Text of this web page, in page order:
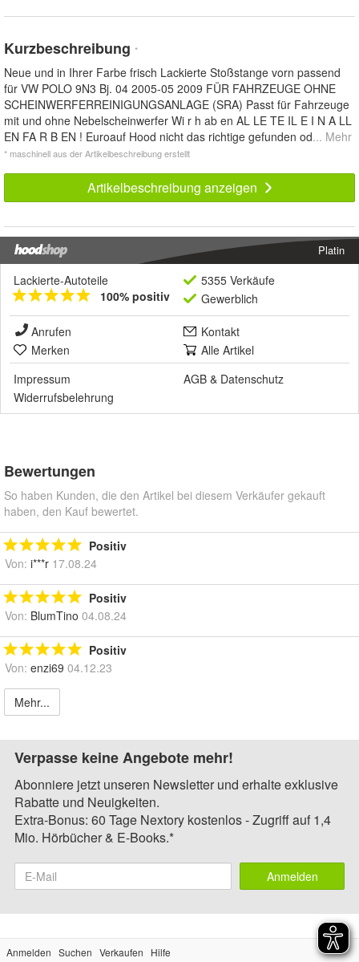
Kurzbeschreibung *
Neue und in Ihrer Farbe frisch Lackierte Stoßstange vorn passend
für VW POLO 9N3 Bj. 04 2005-05 2009 FÜR FAHRZEUGE OHNE
SCHEINWERFERREINIGUNGSANLAGE (SRA) Passt für Fahrzeuge
mit und ohne Nebelscheinwerfer Wi r h ab en AL LE TE IL E I N A LL
EN FA R B EN ! Euroauf Hood nicht das richtige gefunden od... Mehr
* maschinell aus der Artikelbeschreibung erstellt
Artikelbeschreibung anzeigen
Platin
Lackierte-Autoteile
100% positiv
5355 Verkäufe
Gewerblich
Anrufen
Kontakt
Merken
Alle Artikel
Impressum
AGB & Datenschutz
Widerrufsbelehrung
Bewertungen
So haben Kunden, die den Artikel bei diesem Verkäufer gekauft
haben, den Kauf bewertet.
Positiv
Von: i***r 17.08.24
Positiv
Von: BlumTino 04.08.24
Positiv
Von: enzi69 04.12.23
Mehr...
Verpasse keine Angebote mehr!
Abonniere jetzt unseren Newsletter und erhalte exklusive
Rabatte und Neuigkeiten.
Extra-Bonus: 60 Tage Nextory kostenlos - Zugriff auf 1,4
Mio. Hörbücher & E-Books.*
Anmelden
Anmelden Suchen Verkaufen
Hilfe